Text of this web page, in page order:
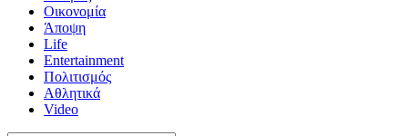
Οικονομία
Άποψη
Life
Entertainment
Πολιτισμός
Αθλητικά
Video